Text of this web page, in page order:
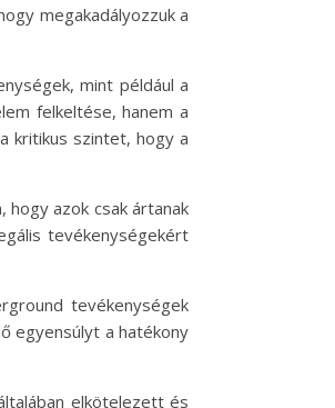
megakadályozzuk a
mint például a
felkeltése, hanem a
kritikus szintet, hogy a
hogy azok csak ártanak
tevékenységekért
tevékenységek
egyensúlyt a hatékony
elkötelezett és